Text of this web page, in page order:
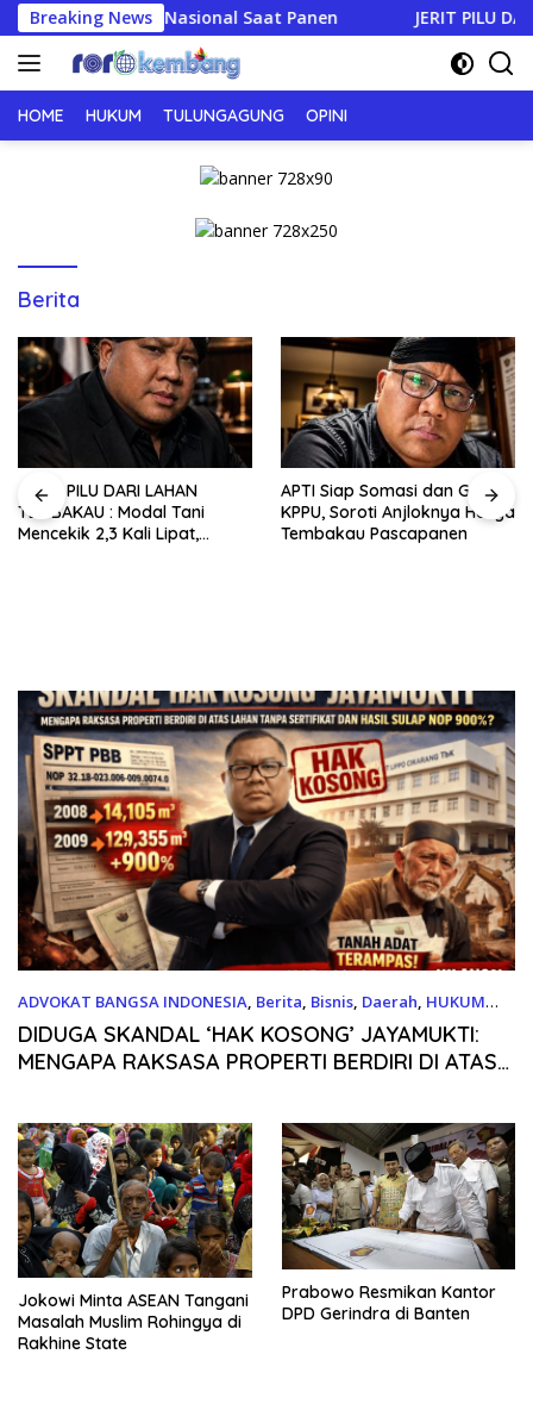
Langsung
ke
konten
Breaking News
Produksi Nasional Saat Panen JERIT PILU DARI
HOME HUKUM TULUNGAGUNG OPINI
Berita
JERIT PILU DARI LAHAN
TEMBAKAU ​: Modal Tani
Mencekik 2,3 Kali Lipat,
APTI Siap Somasi dan Gugat
KPPU, Soroti Anjloknya Harga
Tembakau Pascapanen
ADVOKAT BANGSA INDONESIA, Berita, Bisnis, Daerah, HUKUM
06/01/2026
DIDUGA SKANDAL ‘HAK KOSONG’ JAYAMUKTI:
MENGAPA RAKSASA PROPERTI BERDIRI DI ATAS
900%?
Jokowi Minta ASEAN Tangani
Masalah Muslim Rohingya di
Rakhine State
Prabowo Resmikan Kantor
DPD Gerindra di Banten